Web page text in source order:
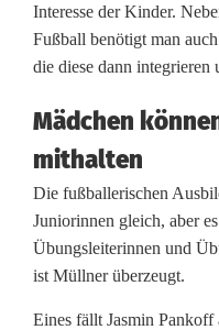
z
o
n
:
S
t
Interesse der Kinder.
Fußball benötigt man
die diese dann integrieren
Mädchen
mithalten
Die fußballerischen
Juniorinnen gleich, aber
Übungsleiterinnen und
ist Müllner überzeugt.
Eines fällt Jasmin Pankoff